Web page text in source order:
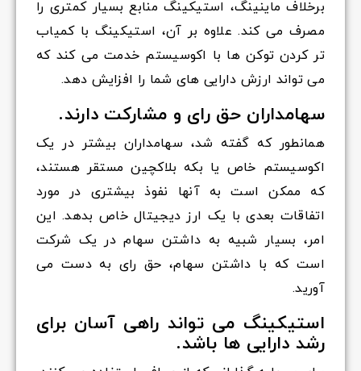
برخلاف ماینینگ، استیکینگ منابع بسیار کمتری را
مصرف می کند. علاوه بر آن، استیکینگ با کمیاب
تر کردن توکن ها با اکوسیستم خدمت می کند که
می تواند ارزش دارایی های شما را افزایش دهد.
سهامداران حق رای و مشارکت دارند.
همانطور که گفته شد، سهامداران بیشتر در یک
اکوسیستم خاص یا بکه بلاکچین مستقر هستند،
که ممکن است به آنها نفوذ بیشتری در مورد
اتفاقات بعدی با یک ارز دیجیتال خاص بدهد. این
امر، بسیار شبیه به داشتن سهام در یک شرکت
است که با داشتن سهام، حق رای به دست می
آورید.
استیکینگ می تواند راهی آسان برای
رشد دارایی ها باشد.